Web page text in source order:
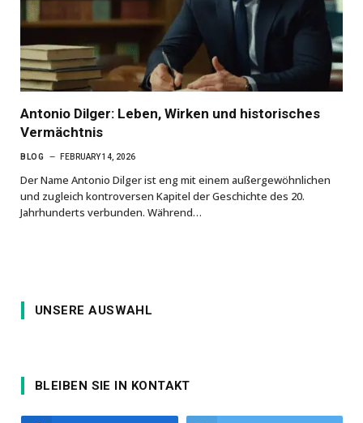
Antonio Dilger: Leben, Wirken und historisches
Vermächtnis
BLOG FEBRUARY 14, 2026
Der Name Antonio Dilger ist eng mit einem außergewöhnlichen
und zugleich kontroversen Kapitel der Geschichte des 20.
Jahrhunderts verbunden. Während…
UNSERE AUSWAHL
BLEIBEN SIE IN KONTAKT